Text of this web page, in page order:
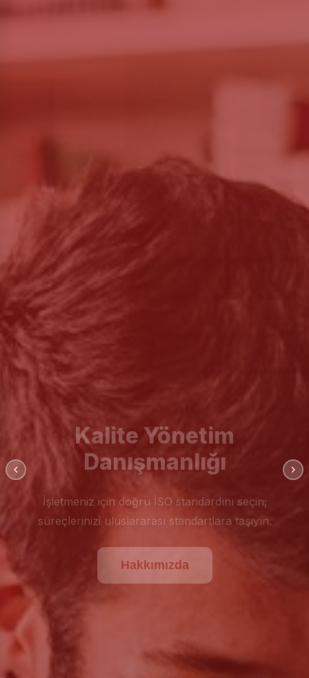
Kalite Yönetim
Danışmanlığı
İşletmeniz için doğru İSO standardını seçin;
süreçlerinizi uluslararası standartlara taşıyın.
Hakkımızda